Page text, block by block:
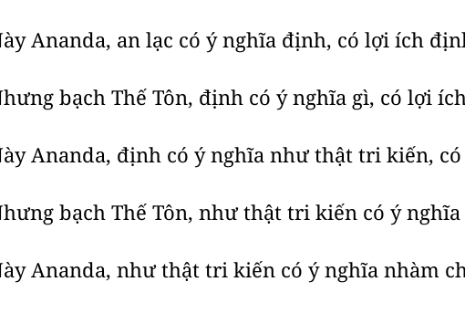
Ananda, an lạc có ý nghĩa định, có lợi ích
bạch Thế Tôn, định có ý nghĩa gì, có lợi
Ananda, định có ý nghĩa như thật tri kiến,
bạch Thế Tôn, như thật tri kiến có ý
Ananda, như thật tri kiến có ý nghĩa nhàm